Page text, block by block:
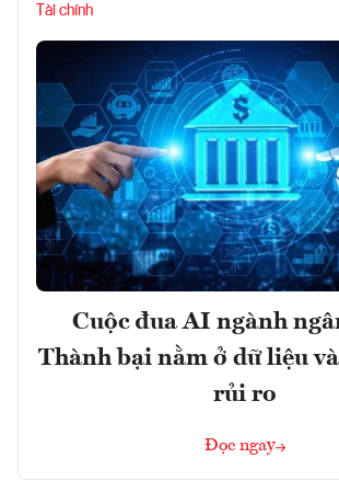
Tài chính
Cuộc đua AI ngành
Thành bại nằm ở dữ liệu
rủi ro
Đọc ngay